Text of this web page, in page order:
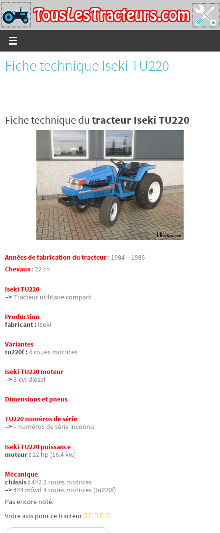
Passer
vers
le
contenu
Fiche technique Iseki TU220
Fiche technique dutracteur Iseki TU220
Années de fabrication du tracteur : 1984 – 1986
Chevaux :22 ch
Iseki TU220
–>Tracteur utilitaire compact
Production
fabricant : Iseki
Variantes
tu220f :4 roues motrices
Iseki TU220 moteur
–>3-cyl diesel
Dimensions et pneus
TU220 numéros de série
–>– numéros de série inconnu
Iseki TU220 puissance
moteur :22 hp [16.4 kw]
Mécanique
châssis :4×2 2 roues motrices
–>4×4 mfwd 4 roues motrices (tu220f)
Pas encore noté.
Votre avis pour ce tracteur